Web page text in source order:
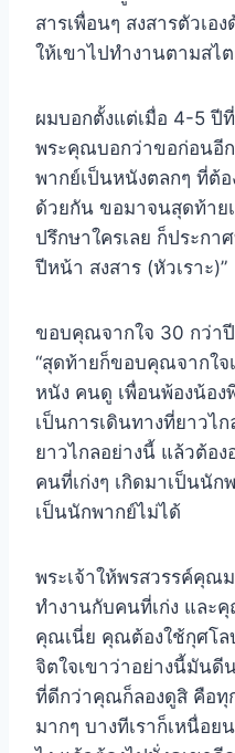
สารเพื่อนๆ สงสารตัวเอ
ให้เขาไปทำงานตามสไ
ผมบอกตั้งแต่เมื่อ 4-5 ปี
พระคุณบอกว่าขอก่อนอี
พากย์เป็นหนังตลกๆ ที่ต้
ด้วยกัน ขอมาจนสุดท้าย
ปรึกษาใครเลย ก็ประกา
ปีหน้า สงสาร (หัวเราะ)”
ขอบคุณจากใจ 30 กว่าปี
“สุดท้ายก็ขอบคุณจากใ
หนัง คนดู เพื่อนพ้องน้อ
เป็นการเดินทางที่ยาวไ
ยาวไกลอย่างนี้ แล้วต้อ
คนที่เก่งๆ เกิดมาเป็นนัก
เป็นนักพากย์ไม่ได้
พระเจ้าให้พรสวรรค์คุณ
ทำงานกับคนที่เก่ง และ
คุณเนี่ย คุณต้องใช้กุศโ
จิตใจเขาว่าอย่างนี้มัน
ที่ดีกว่าคุณก็ลองดูสิ คือทุ
มากๆ บางทีเราก็เหนื่อย